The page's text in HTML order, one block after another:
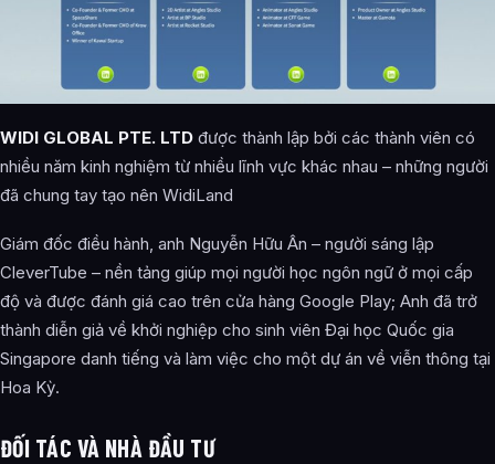
WIDI GLOBAL PTE. LTD được thành lập bởi các thành viên có
nhiều năm kinh nghiệm từ nhiều lĩnh vực khác nhau – những người
đã chung tay tạo nên WidiLand
Giám đốc điều hành, anh Nguyễn Hữu Ân – người sáng lập
CleverTube – nền tảng giúp mọi người học ngôn ngữ ở mọi cấp
độ và được đánh giá cao trên cửa hàng Google Play; Anh đã trở
thành diễn giả về khởi nghiệp cho sinh viên Đại học Quốc gia
Singapore danh tiếng và làm việc cho một dự án về viễn thông tại
Hoa Kỳ.
ĐỐI TÁC VÀ NHÀ ĐẦU TƯ